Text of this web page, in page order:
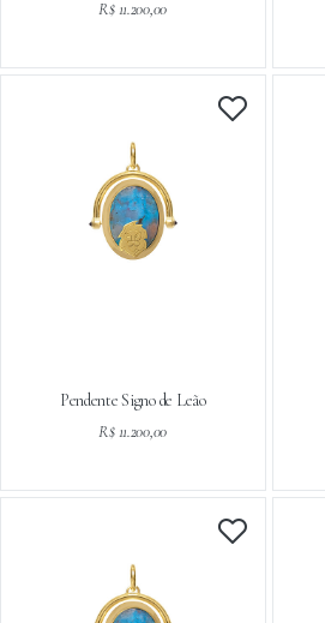
R$ 11.200,00
Pendente Signo de Leão
R$ 11.200,00